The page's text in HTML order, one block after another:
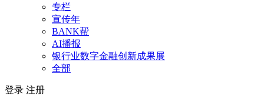
专栏
宣传年
BANK帮
AI播报
银行业数字金融创新成果展
全部
登录 注册